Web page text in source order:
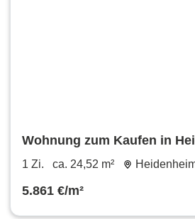
Wohnung zum Kaufen in
143.700 € 24.52 m²
1 Zi. ca. 24,52 m²
5.861 €/m²